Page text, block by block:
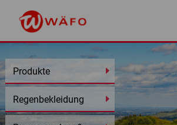
DEIEN
Produkte
Regenbekleidung